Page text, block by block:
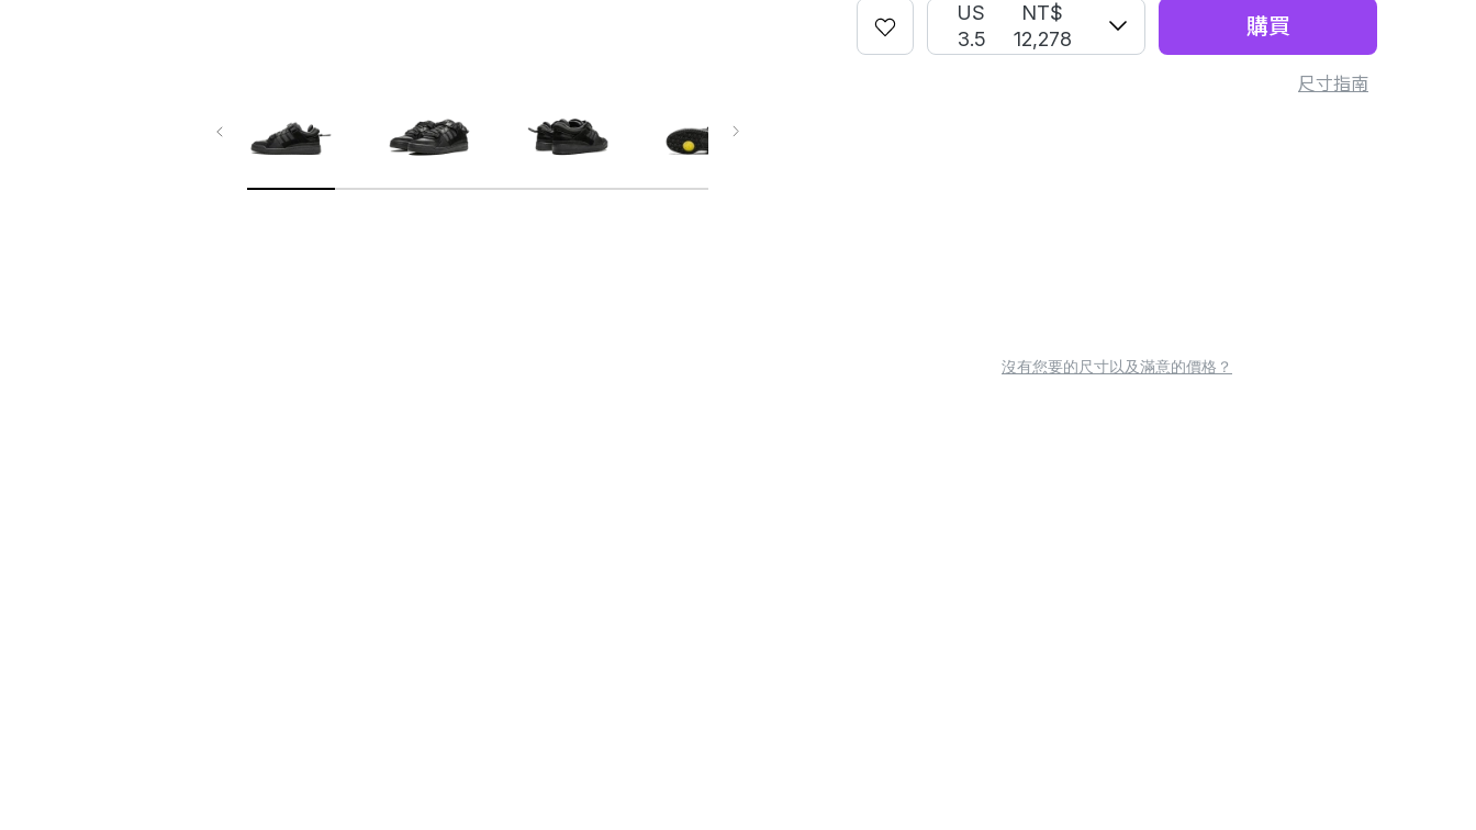
US
3.5
NT$
12,278
購買
尺寸指南
沒有您要的尺寸以及滿意的價格？